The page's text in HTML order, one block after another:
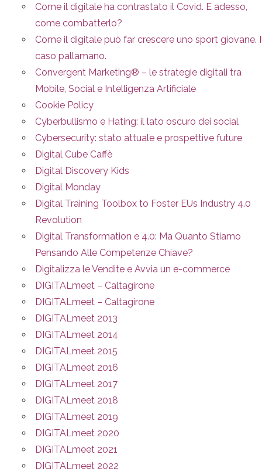
Come il digitale ha contrastato il Covid. E adesso,
come combatterlo?
Come il digitale può far crescere uno sport giovane.
caso pallamano.
Convergent Marketing® – le strategie digitali tra
Mobile, Social e Intelligenza Artificiale
Cookie Policy
Cyberbullismo e Hating: il lato oscuro dei social
Cybersecurity: stato attuale e prospettive future
Digital Cube Caffè
Digital Discovery Kids
Digital Monday
Digital Training Toolbox to Foster EUs Industry 4.0
Revolution
Digital Transformation e 4.0: Ma Quanto Stiamo
Pensando Alle Competenze Chiave?
Digitalizza le Vendite e Avvia un e-commerce
DIGITALmeet – Caltagirone
DIGITALmeet – Caltagirone
DIGITALmeet 2013
DIGITALmeet 2014
DIGITALmeet 2015
DIGITALmeet 2016
DIGITALmeet 2017
DIGITALmeet 2018
DIGITALmeet 2019
DIGITALmeet 2020
DIGITALmeet 2021
DIGITALmeet 2022